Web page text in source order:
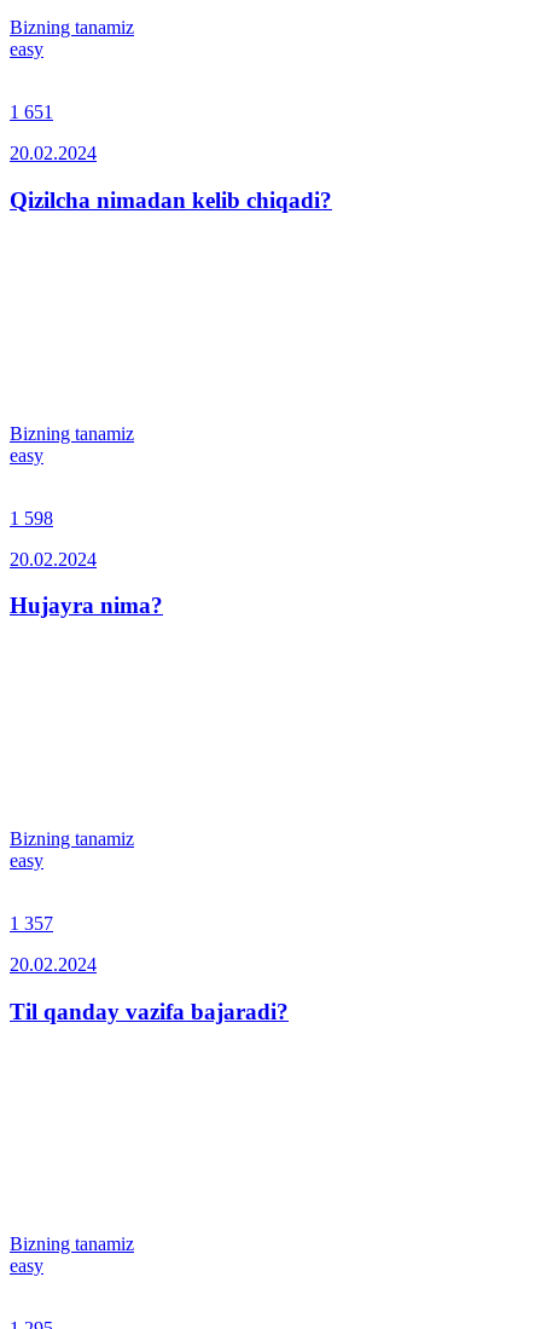
Bizning tanamiz
easy
1 651
20.02.2024
Qizilcha nimadan kelib chiqadi?
Bizning tanamiz
easy
1 598
20.02.2024
Hujayra nima?
Bizning tanamiz
easy
1 357
20.02.2024
Til qanday vazifa bajaradi?
Bizning tanamiz
easy